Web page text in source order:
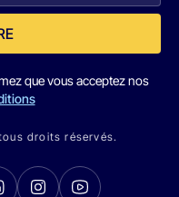
que vous acceptez nos
droits réservés.